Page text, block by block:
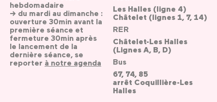
hebdomadaire
→ du mardi au dimanche :
ouverture 30min avant la
première séance et
fermeture 30min après
le lancement de la
dernière séance, se
reporter à notre agenda
Les Halles (ligne 4)
Châtelet (lignes 1, 7, 14)
RER
Châtelet-Les Halles
(Lignes A, B, D)
Bus
67, 74, 85
arrêt Coquillière-Les
Halles